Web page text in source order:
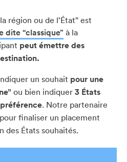
région ou de l’État” est
dite “classique” à la
peut émettre des
un souhait pour une
ou bien indiquer 3 États
. Notre partenaire
pour finaliser un placement
des États souhaités.